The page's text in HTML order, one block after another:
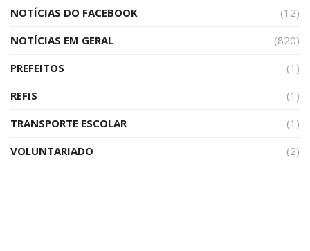
NOTÍCIAS DO FACEBOOK
(12)
NOTÍCIAS EM GERAL
(820)
PREFEITOS
(1)
REFIS
(1)
TRANSPORTE ESCOLAR
(1)
VOLUNTARIADO
(2)